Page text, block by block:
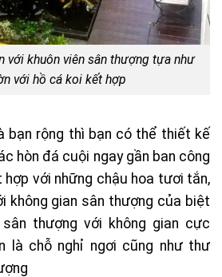
với khuôn viên sân thượng tựa như
với hồ cá koi kết hợp
bạn rộng thì bạn có thể thiết kế
hòn đá cuội ngay gần ban công
với những chậu hoa tươi tắn,
không gian sân thượng của biệt
thượng với không gian cực
là chỗ nghỉ ngơi cũng như thư